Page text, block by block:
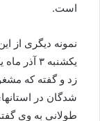
است.
نمونه دیگری از
یکشنبه ٣
زد و گفته که
شدگان در
طولانی به وی